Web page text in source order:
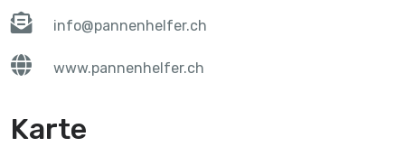
info@pannenhelfer.ch
www.pannenhelfer.ch
Karte